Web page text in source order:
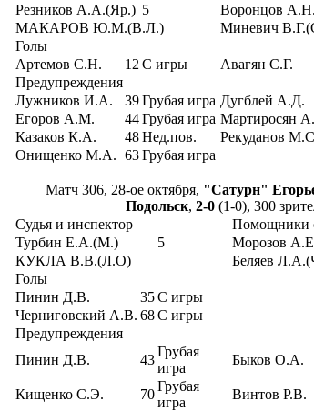
Резников А.А.(Яр.) 5 Воронцов
МАКАРОВ Ю.М.(В.Л.)
Миневич
Голы
Артемов С.Н.
12 С игры Авагян С.Г.
Предупреждения
Лужников И.А.
39Грубая игра Дугблей А.Д.
Егоров А.М.
44Грубая игра Мартиросян
Казаков К.А.
48Нед.пов. Рекуданов
Онищенко М.А. 63Грубая игра
Матч 306, 28-ое октября, "Сатурн"
Подольск, 2-0 (1-0), 300
Судья и инспектор
Помощники
Турбин Е.А.(М.)
5 Морозов
КУКЛА В.В.(Л.О)
Беляев
Голы
Пинин Д.В.
35С игры
Черниговский А.В. 68С игры
Предупреждения
Пинин Д.В.
43
Грубая
игра
Быков О.А.
Кищенко С.Э. 70
Грубая
игра
Винтов Р.В.